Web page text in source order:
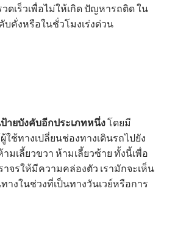
ดเร็วเพื่อไม่ให้เกิด ปัญหารถติด ใน
คั่งหรือในชั่วโมงเร่งด่วน
ายบังคับอีกประเภทหนึ่งโดยมี
ช้ทางเปลี่ยนช่องทางเดินรถไปยัง
มเลี้ยวขวา ห้ามเลี้ยวซ้าย ทั้งนี้เพื่อ
จรให้มีความคล่องตัว เรามักจะเห็น
างในช่วงที่เป็นทางวันเวย์หรือการ